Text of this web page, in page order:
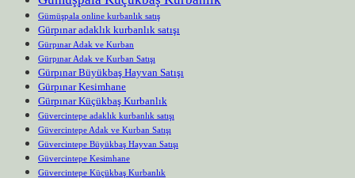
Gümüşpala online kurbanlık satış
Gürpınar adaklık kurbanlık satışı
Gürpınar Adak ve Kurban
Gürpınar Adak ve Kurban Satışı
Gürpınar Büyükbaş Hayvan Satışı
Gürpınar Kesimhane
Gürpınar Küçükbaş Kurbanlık
Güvercintepe adaklık kurbanlık satışı
Güvercintepe Adak ve Kurban Satışı
Güvercintepe Büyükbaş Hayvan Satışı
Güvercintepe Kesimhane
Güvercintepe Küçükbaş Kurbanlık